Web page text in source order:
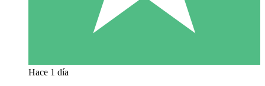
Hace 1 día